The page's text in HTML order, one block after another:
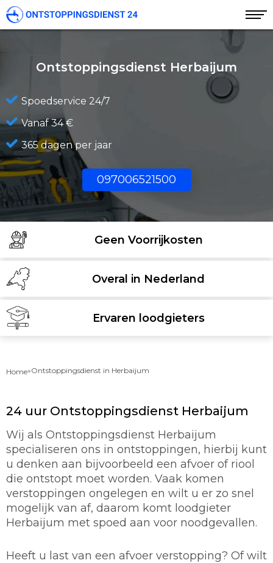
Ontstoppingsdienst Herbaijum
Spoedservice 24/7
Vanaf 34 €
365 dagen per jaar
097006521500
Geen Voorrijkosten
Overal in Nederland
Ervaren loodgieters
Home»Ontstoppingsdienst in Herbaijum
24 uur Ontstoppingsdienst Herbaijum
Wij als Ontstoppingsdienst Herbaijum
specialiseren ons in ontstoppingen, hierbij kunt
u denken aan bijvoorbeeld een afvoer of riool
die ontstopt moet worden. Vaak komen
verstoppingen ongelegen en wilt u er zo snel
mogelijk van af, daarom komt loodgieter
Herbaijum met spoed aan voor noodgevallen.
Heeft u last van een afvoer verstopping? Of wilt